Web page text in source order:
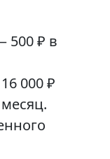
500 ₽ в
000 ₽